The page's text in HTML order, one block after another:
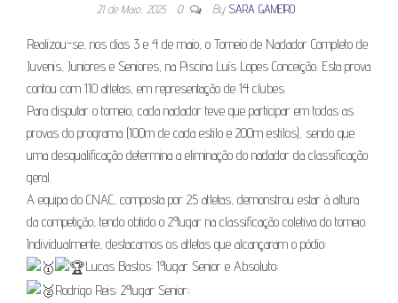
21 de Maio, 2025 0 By SARA GAMEIRO
Realizou-se, nos dias 3 e 4 de maio, o Torneio de Nadador Completo de
Juvenis, Juniores e Seniores, na Piscina Luís Lopes Conceição. Esta prova
contou com 110 atletas, em representação de 14 clubes.
Para disputar o torneio, cada nadador teve que participar em todas as
provas do programa (100m de cada estilo e 200m estilos), sendo que
uma desqualificação determina a eliminação do nadador da classificação
geral.
A equipa do CNAC, composta por 25 atletas, demonstrou estar à altura
da competição, tendo obtido o 2º lugar na classificação coletiva do torneio.
Individualmente, destacamos os atletas que alcançaram o pódio:
Lucas Bastos: 1º lugar Senior e Absoluto;
Rodrigo Reis: 2º lugar Senior;